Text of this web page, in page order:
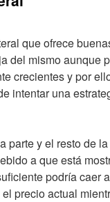
que ofrece
del mismo aunque
crecientes y por
intentar una
parte y el resto de
a que está
podría caer
precio actual